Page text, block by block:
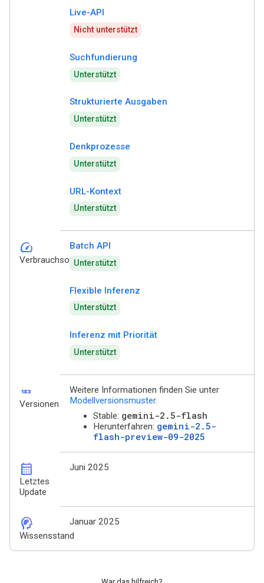
Live-API
Nicht unterstützt
Suchfundierung
Unterstützt
Strukturierte Ausgaben
Unterstützt
Denkprozesse
Unterstützt
URL-Kontext
Unterstützt
speed
Verbrauchsoptionen
Batch API
Unterstützt
Flexible Inferenz
Unterstützt
Inferenz mit Priorität
Unterstützt
123
Versionen
Weitere Informationen finden Sie unter
Modellversionsmuster.
Stable: gemini-2.5-flash
Herunterfahren: gemini-2.5-
flash-preview-09-2025
calendar_month
Letztes
Update
Juni 2025
cognition_2
Wissensstand
Januar 2025